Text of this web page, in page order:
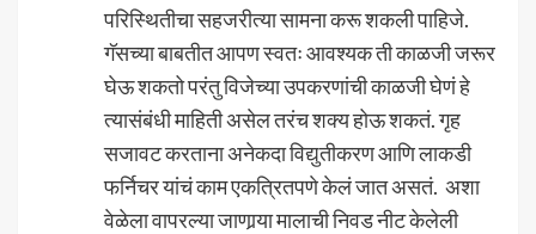
परिस्थितीचा सहजरीत्या सामना करू शकली पाहिजे.
गॅसच्या बाबतीत आपण स्वतः आवश्यक ती काळजी जरूर
घेऊ शकतो परंतु विजेच्या उपकरणांची काळजी घेणं हे
त्यासंबंधी माहिती असेल तरंच शक्य होऊ शकतं. गृह
सजावट करताना अनेकदा विद्युतीकरण आणि लाकडी
फर्निचर यांचं काम एकत्रितपणे केलं जात असतं. अशा
वेळेला वापरल्या जाणार्‍या मालाची निवड नीट केलेली